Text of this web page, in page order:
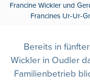
Francine Wickler und
Francines Ur-Ur-
Bereits in
Wickler in Oudler
Familienbetrieb